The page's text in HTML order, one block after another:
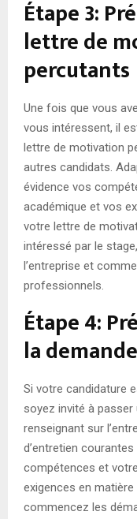
Étape 3:
lettre de
percutants
Une fois que vous
vous intéressent, il
lettre de motivation
autres candidats.
évidence vos
académique et vos
votre lettre de
intéressé par le
l’entreprise et
professionnels.
Étape 4:
la
Si votre candidature
soyez invité à
renseignant sur
d’entretien
compétences et
exigences en
commencez les